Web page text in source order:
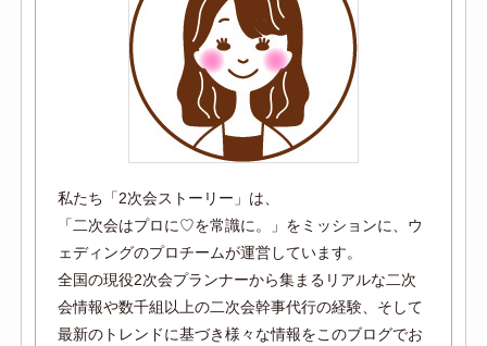
私たち「2次会ストーリー」は、
「二次会はプロに♡を常識に。」をミッションに、ウ
ェディングのプロチームが運営しています。
全国の現役2次会プランナーから集まるリアルな二次
会情報や数千組以上の二次会幹事代行の経験、そして
最新のトレンドに基づき様々な情報をこのブログでお